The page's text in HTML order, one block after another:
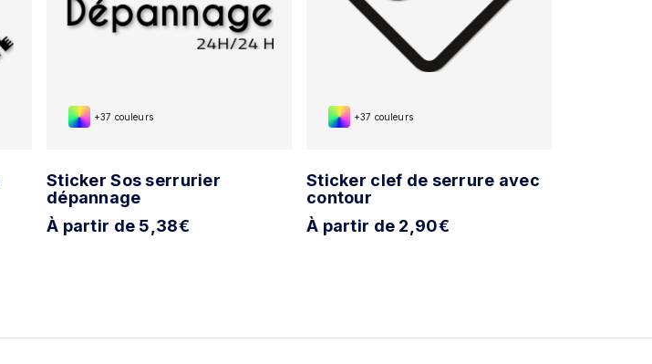
+37 couleurs
Sticker Sos serrurier
dépannage
À partir de 5,38€
+37 couleurs
Sticker clef de serrure avec
contour
À partir de 2,90€